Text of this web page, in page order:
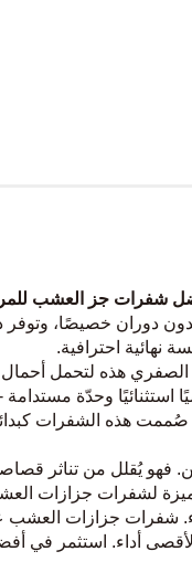
شفرات جز العشب
دوران خصيصًا، وتوفر
احترافية.
هذه لتحمل أحمال
لشفرات جزازات
لأقصى أداء. استثمر